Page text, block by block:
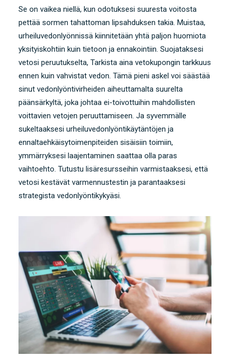
Se on vaikea niellä, kun odotuksesi suuresta voitosta
pettää sormen tahattoman lipsahduksen takia. Muistaa,
urheiluvedonlyönnissä kiinnitetään yhtä paljon huomiota
yksityiskohtiin kuin tietoon ja ennakointiin. Suojataksesi
vetosi peruutukselta, Tarkista aina vetokupongin tarkkuus
ennen kuin vahvistat vedon. Tämä pieni askel voi säästää
sinut vedonlyöntivirheiden aiheuttamalta suurelta
päänsärkyltä, joka johtaa ei-toivottuihin mahdollisten
voittavien vetojen peruuttamiseen. Ja syvemmälle
sukeltaaksesi urheiluvedonlyöntikäytäntöjen ja
ennaltaehkäisytoimenpiteiden sisäisiin toimiin,
ymmärryksesi laajentaminen saattaa olla paras
vaihtoehto. Tutustu lisäresursseihin varmistaaksesi, että
vetosi kestävät varmennustestin ja parantaaksesi
strategista vedonlyöntikykyäsi.